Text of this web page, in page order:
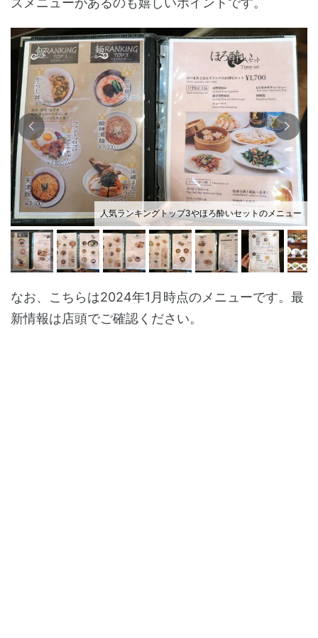
人気ランキングトップ3やほろ酔いセットのメニュー
なお、こちらは2024年1月時点のメニューです。最
新情報は店頭でご確認ください。